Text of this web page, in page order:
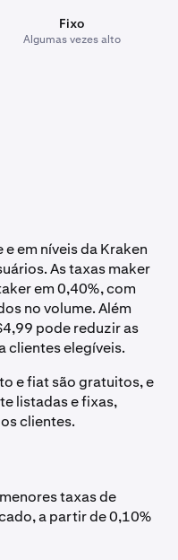
Fixo
Algumas vezes alto
em níveis da Kraken
As taxas maker
em 0,40%, com
no volume. Além
pode reduzir as
clientes elegíveis.
e fiat são gratuitos, e
listadas e fixas,
clientes.
taxas de
a partir de 0,10%